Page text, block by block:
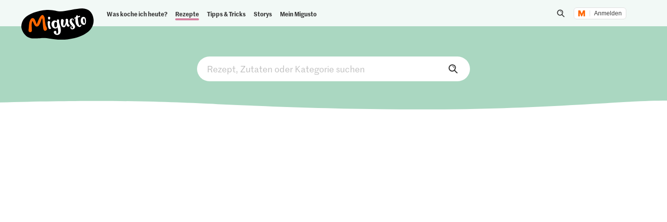
Was koche ich heute? Rezepte Tipps & Tricks Storys Mein Migusto
Suche öffnen
Anmelden